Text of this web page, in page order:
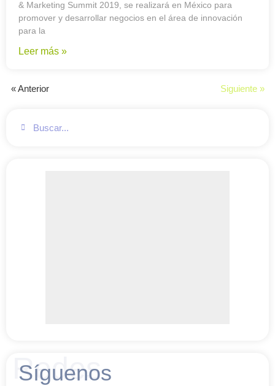
& Marketing Summit 2019, se realizará en México para
promover y desarrollar negocios en el área de innovación
para la
Leer más »
« Anterior Siguiente »
Redes
Síguenos